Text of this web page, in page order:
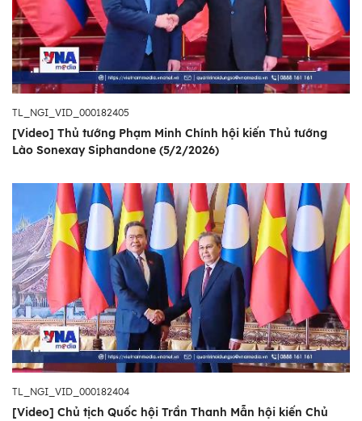
TL_NGI_VID_000182405
[Video] Thủ tướng Phạm Minh Chính hội kiến Thủ tướng
Lào Sonexay Siphandone (5/2/2026)
TL_NGI_VID_000182404
[Video] Chủ tịch Quốc hội Trần Thanh Mẫn hội kiến Chủ